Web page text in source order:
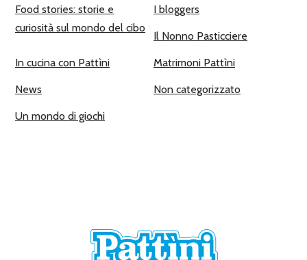
Food stories: storie e
curiosità sul mondo del cibo
I bloggers
Il Nonno Pasticciere
In cucina con Pattìni Matrimoni Pattìni
News Non categorizzato
Un mondo di giochi